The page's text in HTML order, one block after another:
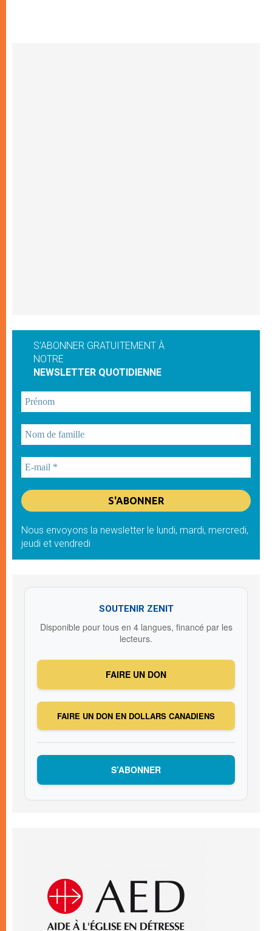
S'ABONNER GRATUITEMENT À
NOTRE
NEWSLETTER QUOTIDIENNE
Nous envoyons la newsletter le lundi, mardi, mercredi,
jeudi et vendredi
SOUTENIR ZENIT
Disponible pour tous en 4 langues, financé par les
lecteurs.
FAIRE UN DON
FAIRE UN DON EN DOLLARS CANADIENS
S’ABONNER